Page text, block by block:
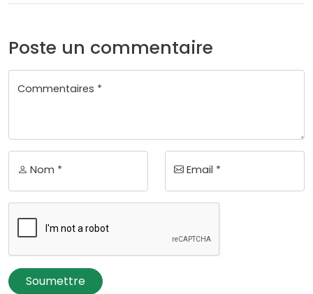
Poste un commentaire
Commentaires *
Nom * Email *
Soumettre